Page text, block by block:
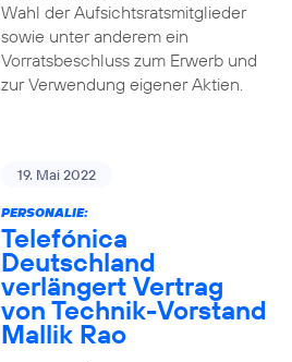
Wahl der Aufsichtsratsmitglieder
sowie unter anderem ein
Vorratsbeschluss zum Erwerb und
zur Verwendung eigener Aktien.
19. Mai 2022
PERSONALIE:
Telefónica
Deutschland
verlängert Vertrag
von Technik-Vorstand
Mallik Rao